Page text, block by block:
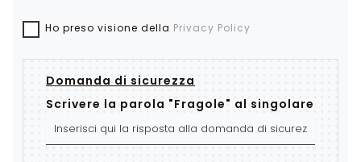
Ho preso visione della Privacy Policy
Domanda di sicurezza
Scrivere la parola "Fragole" al singolare